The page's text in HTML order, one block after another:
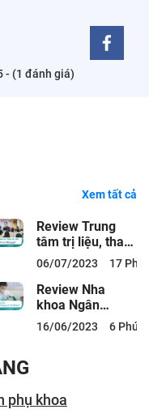
- (1 đánh giá)
Xem tất cả
Review Trung
tâm trị liệu, tham
vấn, tư vấn tâm
lý MindCare
06/07/2023 17
Review Nha
khoa Ngân
Phượng có tốt
không?
16/06/2023 6 Phút
phụ khoa